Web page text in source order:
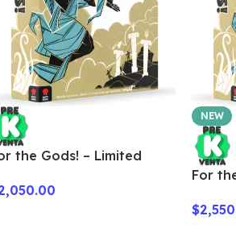
the Gods! – Limited
NEW
For
$